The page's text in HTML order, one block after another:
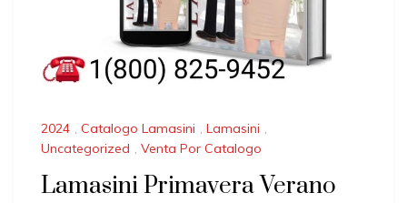
2024 , Catalogo Lamasini , Lamasini ,
Uncategorized , Venta Por Catalogo
Lamasini Primavera Verano